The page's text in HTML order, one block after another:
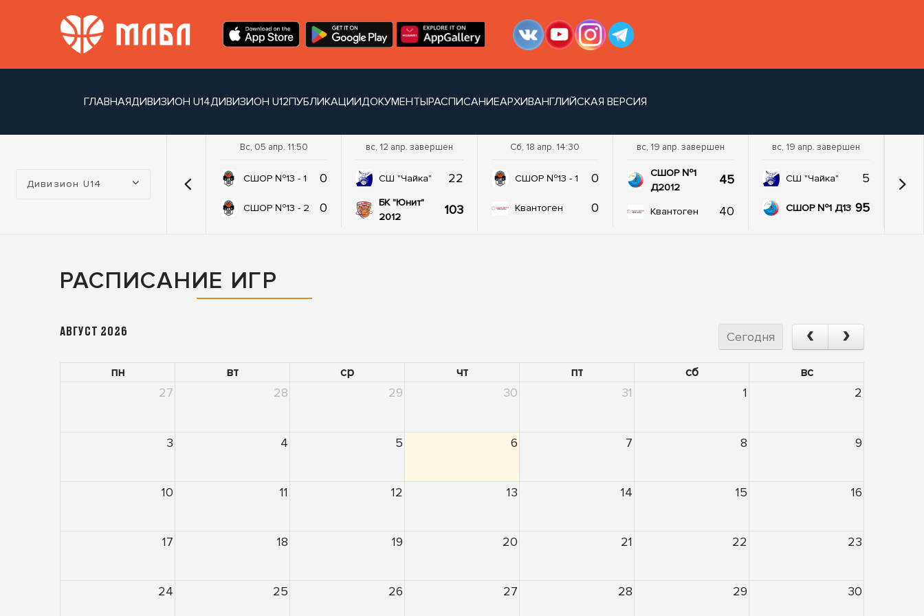
ГЛАВНАЯДИВИЗИОН U14ДИВИЗИОН U12ПУБЛИКАЦИИДОКУМЕНТЫРАСПИСАНИЕАРХИВАНГЛИЙСКАЯ ВЕРСИЯ
Турнир:
Дивизион U14
Вс, 05 апр. 11:50
СШОР №13 - 1 0
СШОР №13 - 2 0
вс, 12 апр. завершен
СШ "Чайка" 22
БК "Юнит"
2012
103
Сб, 18 апр. 14:30
СШОР №13 - 1 0
Квантоген 0
вс, 19 апр. завершен
СШОР №1
Д2012
45
Квантоген 40
вс, 19 апр. завершен
СШ "Чайка" 5
СШОР №1 Д13 95
РАСПИСАНИЕ ИГР
АВГУСТ 2026 Сегодня
пн вт ср чт пт сб
вс
27
28 29 30 31 1 2
3 4 5 6 7 8 9
10 11 12 13 14 15 16
17 18 19 20 21 22 23
24 25 26 27 28 29 30